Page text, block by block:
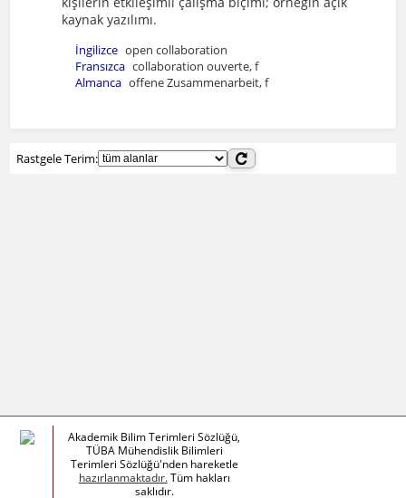
kaynak yazılımı.
İngilizce open collaboration
Fransızca collaboration ouverte, f
Almanca offene Zusammenarbeit, f
Rastgele Terim:
Akademik Bilim Terimleri Sözlüğü,
TÜBA Mühendislik Bilimleri
Terimleri Sözlüğü'nden hareketle
hazırlanmaktadır.Tüm hakları
saklıdır.